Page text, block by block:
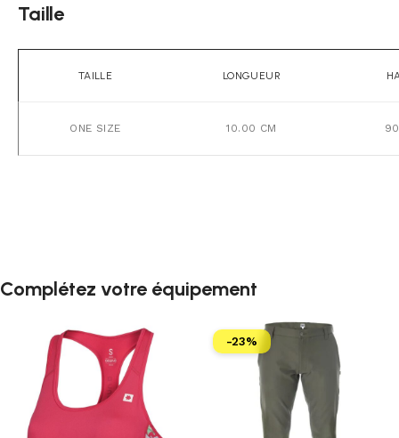
Taille
TAILLE LONGUEUR
ONE SIZE 10.00 CM
Complétez votre équipement
-23%